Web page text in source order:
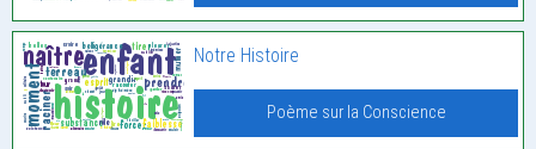
Notre Histoire
Poème sur la Conscience